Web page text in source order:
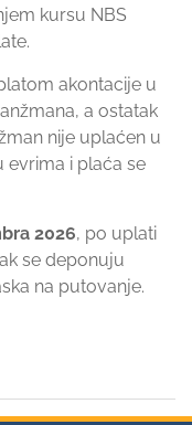
kursu NBS
akontacije u
a ostatak
nije uplaćen u
evrima i plaća se
2026, po uplati
se deponuju
na putovanje.